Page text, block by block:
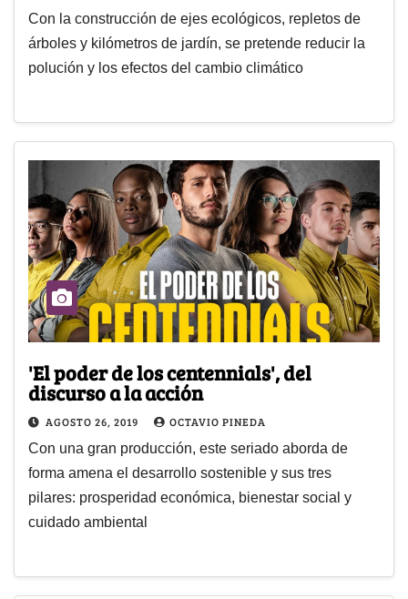
Con la construcción de ejes ecológicos, repletos de
árboles y kilómetros de jardín, se pretende reducir la
polución y los efectos del cambio climático
'El poder de los centennials', del
discurso a la acción
AGOSTO 26, 2019 OCTAVIO PINEDA
Con una gran producción, este seriado aborda de
forma amena el desarrollo sostenible y sus tres
pilares: prosperidad económica, bienestar social y
cuidado ambiental